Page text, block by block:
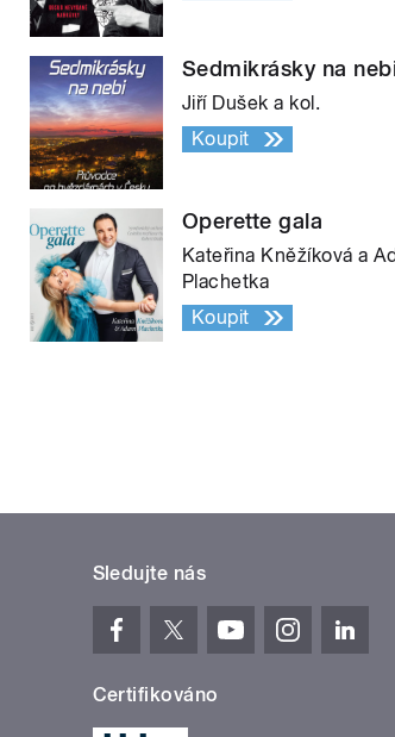
Sedmikrásky na
Jiří Dušek a kol.
Koupit
Operette gala
Kateřina Kněžíková a
Plachetka
Koupit
Sledujte nás
Certifikováno